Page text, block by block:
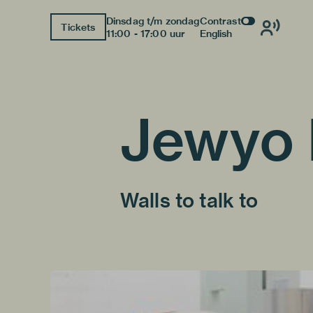
Tickets
Dinsdag t/m zondag
11:00 - 17:00 uur
Contrast
English
Jewyo
Walls to talk to